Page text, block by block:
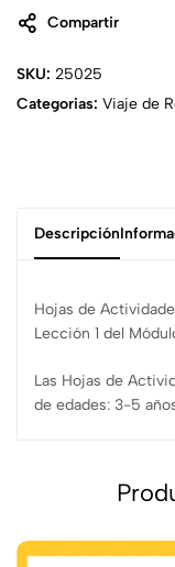
Compartir
SKU: 25025
Categorias: Viaje de
Descripción
Hojas de
Lección 1 del
Las Hojas de
de edades: 3-5